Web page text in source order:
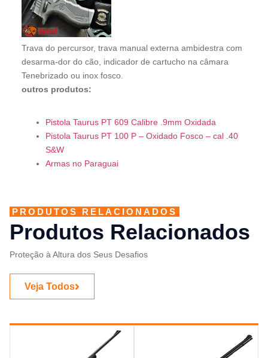
Trava do percursor, trava manual externa ambidestra com
desarma-dor do cão, indicador de cartucho na câmara
Tenebrizado ou inox fosco.
outros produtos:
Pistola Taurus PT 609 Calibre .9mm Oxidada
Pistola Taurus PT 100 P – Oxidado Fosco – cal .40
S&W
Armas no Paraguai
PRODUTOS RELACIONADOS
Produtos Relacionados
Proteção à Altura dos Seus Desafios
Veja Todos